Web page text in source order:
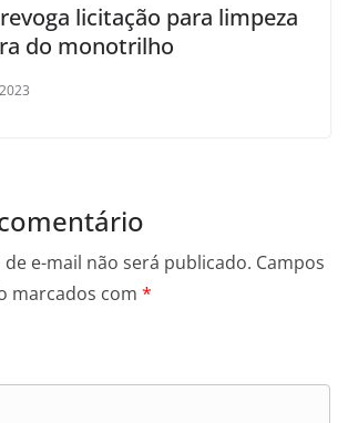
licitação para limpeza
do monotrilho
de e-mail não será publicado. Campos
marcados com *